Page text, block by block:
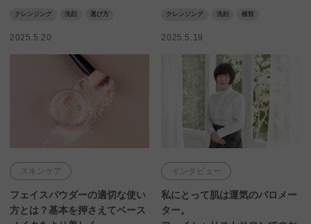
クレンジング 洗顔 選び方
2025.5.20
クレンジング 洗顔 種類
2025.5.19
スキンケア
フェイスパウダーの適切な使い
方とは？基本を押さえてベース
インタビュー
私にとって肌は運気のバロメー
ター。